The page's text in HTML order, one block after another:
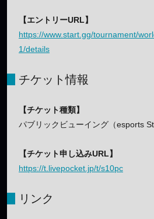
【エントリーURL】
https://www.start.gg/tournament/
1/details
チケット情報
【チケット種類】
パブリックビューイング（esports
【チケット申し込みURL】
https://t.livepocket.jp/t/s10pc
リンク